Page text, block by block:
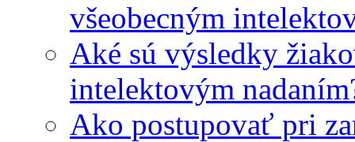
všeobecným
Aké sú výsledky
intelektovým
Ako postupovať pri